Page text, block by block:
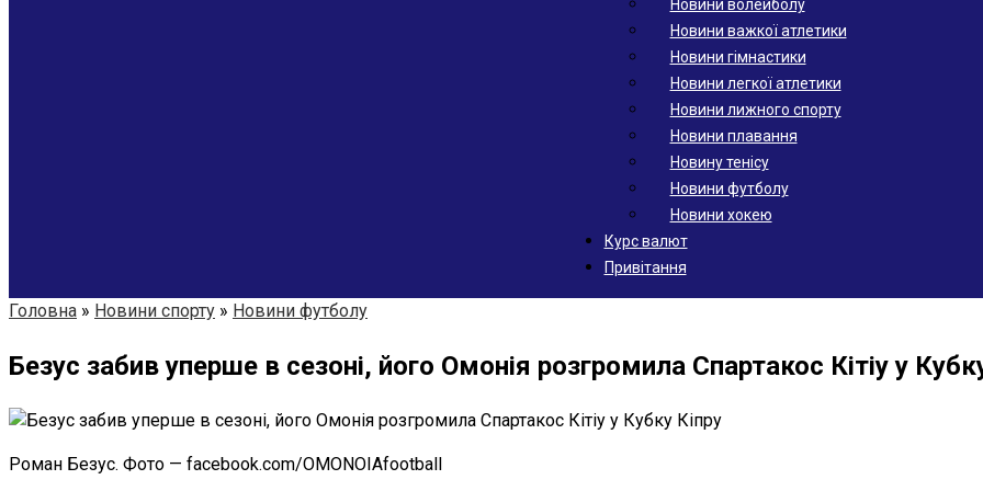
Новини волейболу
Новини важкої атлетики
Новини гімнастики
Новини легкої атлетики
Новини лижного спорту
Новини плавання
Новину тенісу
Новини футболу
Новини хокею
Курс валют
Привітання
Головна » Новини спорту » Новини футболу
Безус забив уперше в сезоні, його Омонія розгромила Спартакос Кітіу у
Роман Безус. Фото — facebook.com/OMONOIAfootball